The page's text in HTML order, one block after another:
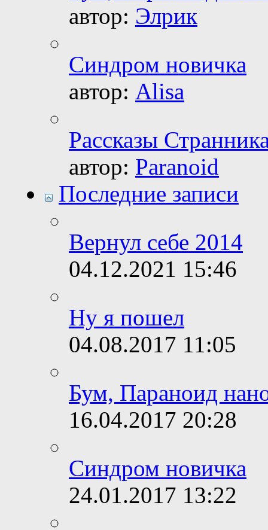
автор: Элрик
Синдром новичка
автор: Alisa
Рассказы
автор: Paranoid
Последние записи
Вернул себе 2014
04.12.2021 15:46
Ну я пошел
04.08.2017 11:05
Бум, Параноид
16.04.2017 20:28
Синдром новичка
24.01.2017 13:22